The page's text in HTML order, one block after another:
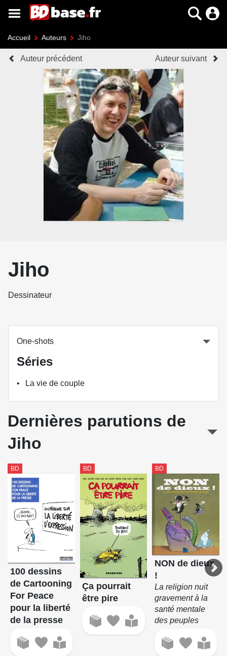
Accueil Auteurs Jiho
Auteur précédent Auteur suivant
Jiho
Dessinateur
One-shots
Séries
La vie de couple
Dernières parutions de
Jiho
BD
100 dessins
de Cartooning
For Peace
pour la liberté
de la presse
BD
Ça pourrait
être pire
BD
NON de dieux
!
La religion nuit
gravement à la
santé mentale
des peuples